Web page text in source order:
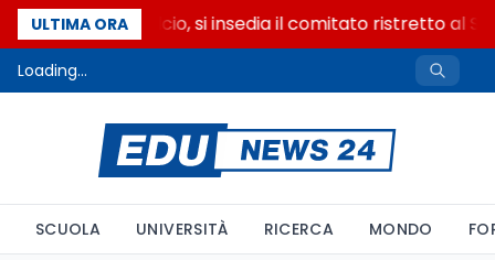
ULTIMA ORA
Riforma del calcio, si insedia il comitato ristretto al
Loading...
SCUOLA UNIVERSITÀ RICERCA MONDO